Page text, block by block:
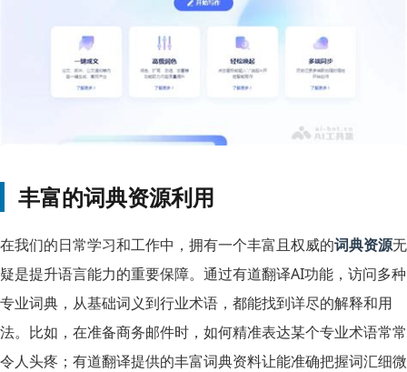
丰富的词典资源利用
在我们的日常学习和工作中，拥有一个丰富且权威的词典资源无
疑是提升语言能力的重要保障。通过有道翻译AI功能，访问多种
专业词典，从基础词义到行业术语，都能找到详尽的解释和用
法。比如，在准备商务邮件时，如何精准表达某个专业术语常常
令人头疼；有道翻译提供的丰富词典资料让能准确把握词汇细微